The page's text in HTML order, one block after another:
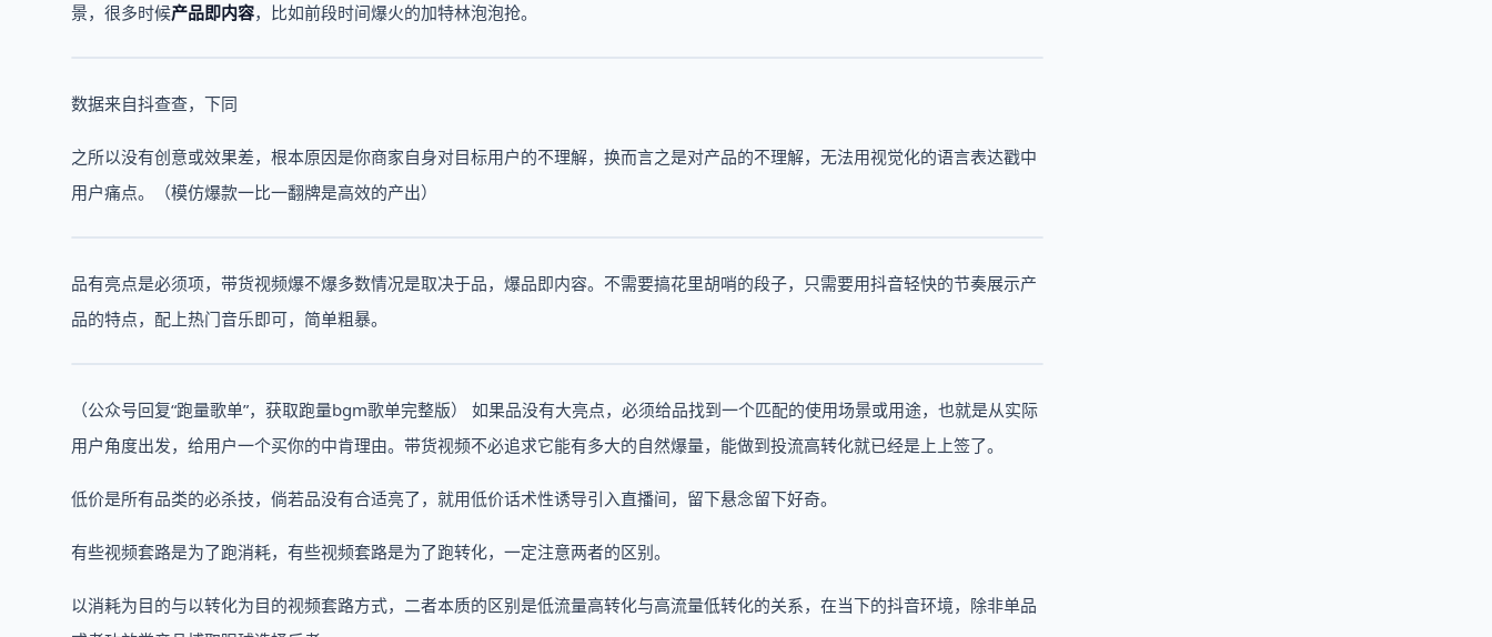
景，很多时候产品即内容，比如前段时间爆火的加特林泡泡抢。
数据来自抖查查，下同
之所以没有创意或效果差，根本原因是你商家自身对目标用户的不理解，换而言之是对产品的不理解，无法用视觉化的语言表达戳中
用户痛点。（模仿爆款一比一翻牌是高效的产出）
品有亮点是必须项，带货视频爆不爆多数情况是取决于品，爆品即内容。不需要搞花里胡哨的段子，只需要用抖音轻快的节奏展示产
品的特点，配上热门音乐即可，简单粗暴。
（公众号回复“跑量歌单”，获取跑量bgm歌单完整版） 如果品没有大亮点，必须给品找到一个匹配的使用场景或用途，也就是从实际
用户角度出发，给用户一个买你的中肯理由。带货视频不必追求它能有多大的自然爆量，能做到投流高转化就已经是上上签了。
低价是所有品类的必杀技，倘若品没有合适亮了，就用低价话术性诱导引入直播间，留下悬念留下好奇。
有些视频套路是为了跑消耗，有些视频套路是为了跑转化，一定注意两者的区别。
以消耗为目的与以转化为目的视频套路方式，二者本质的区别是低流量高转化与高流量低转化的关系，在当下的抖音环境，除非单品